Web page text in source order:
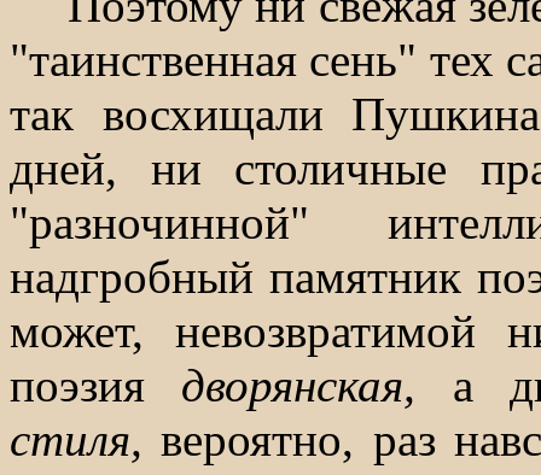
"таинственная сень" тех
так восхищали
дней, ни столичные
"разночинной"
надгробный памятник
может, невозвратимой
поэзия дворянская, а
стиля,вероятно, раз